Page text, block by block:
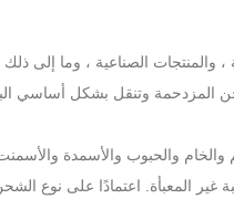
، والمنتجات الصناعية ، وما إلى
وتنقل بشكل أساسي
والخام والحبوب والأسمدة
المعبأة. اعتمادًا على نوع